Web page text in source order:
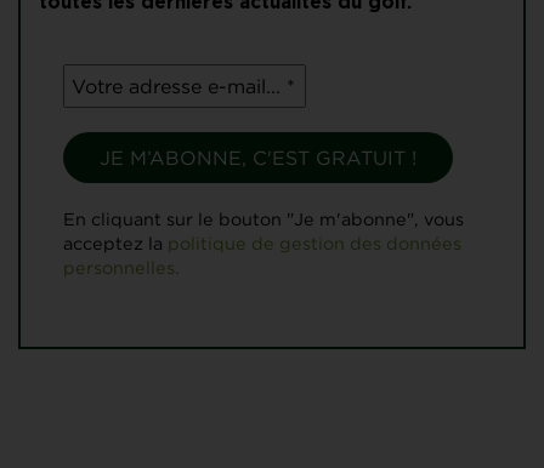
En cliquant sur le bouton "Je m'abonne", vous
acceptez la politique de gestion des données
personnelles.